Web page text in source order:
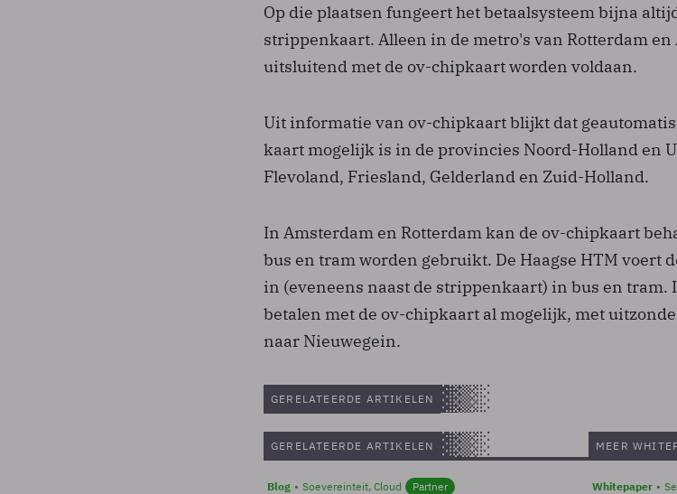
Op die plaatsen fungeert het betaalsysteem bijna
strippenkaart. Alleen in de metro's van Rotterdam
uitsluitend met de ov-chipkaart worden voldaan.
Uit informatie van ov-chipkaart blijkt dat
kaart mogelijk is in de provincies Noord-Holland en
Flevoland, Friesland, Gelderland en Zuid-Holland.
In Amsterdam en Rotterdam kan de ov-chipkaart
bus en tram worden gebruikt. De Haagse HTM voert
in (eveneens naast de strippenkaart) in bus en tram.
betalen met de ov-chipkaart al mogelijk, met
naar Nieuwegein.
GERELATEERDE ARTIKELEN
GERELATEERDE ARTIKELEN
Blog Soevereinteit, Cloud Partner
MEER
Whitepaper